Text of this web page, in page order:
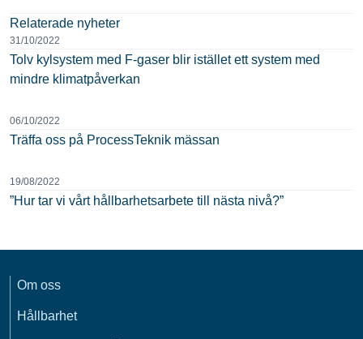
Relaterade nyheter
31/10/2022
Tolv kylsystem med F-gaser blir istället ett system med
mindre klimatpåverkan
06/10/2022
Träffa oss på ProcessTeknik mässan
19/08/2022
”Hur tar vi vårt hållbarhetsarbete till nästa nivå?”
Om oss
Hållbarhet